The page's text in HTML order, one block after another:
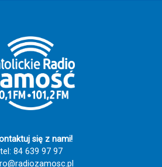
się z nami!
tel: 84 639 97 97